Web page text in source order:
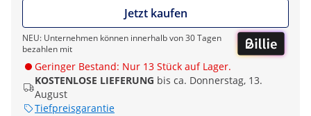
Jetzt kaufen
NEU: Unternehmen können innerhalb von 30 Tagen
bezahlen mit
Geringer Bestand: Nur 13 Stück auf Lager.
KOSTENLOSE LIEFERUNG bis ca. Donnerstag, 13.
August
Tiefpreisgarantie